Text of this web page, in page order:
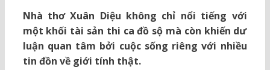
Nhà thơ Xuân Diệu không chỉ nổi tiếng với
một khối tài sản thi ca đồ sộ mà còn khiến dư
luận quan tâm bởi cuộc sống riêng với nhiều
tin đồn về giới tính thật.